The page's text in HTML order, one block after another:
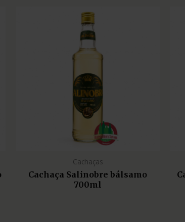
Cachaças
Cachaça Salinobre bálsamo
700ml